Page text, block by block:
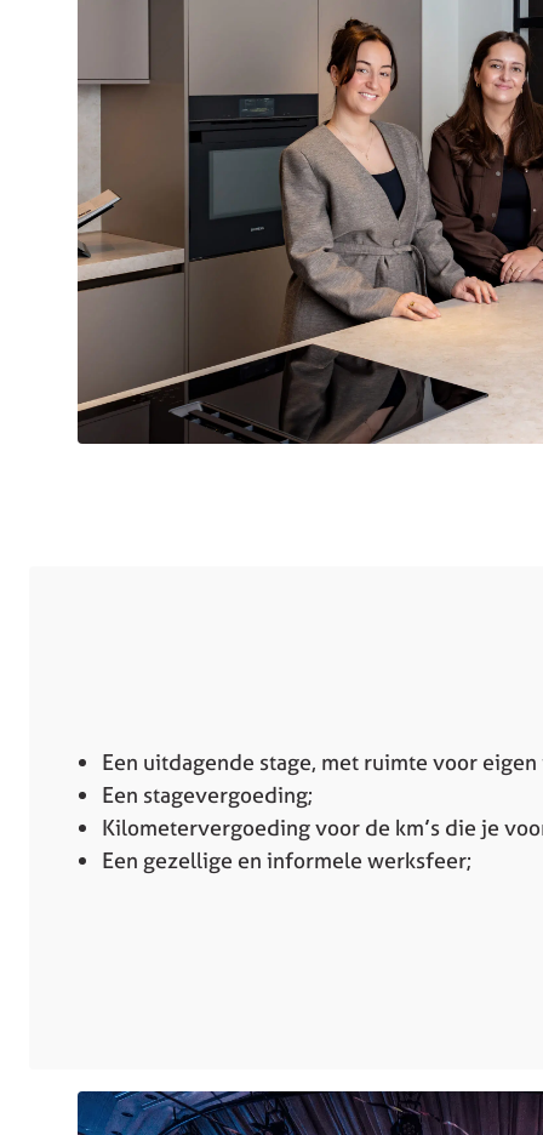
Een uitdagende stage, met ruimte voor
Een stagevergoeding;
Kilometervergoeding voor de km’s die je
Een gezellige en informele werksfeer;